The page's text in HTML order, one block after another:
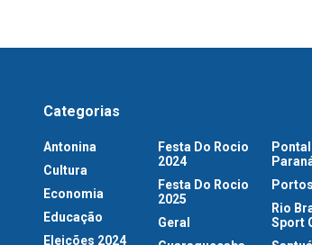
Categorias
Antonina
Cultura
Economia
Educação
Eleições 2024
Festa Do Rocio
2024
Festa Do Rocio
2025
Geral
Portos
Rio
Sport